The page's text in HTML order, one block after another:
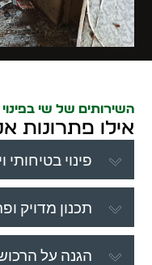
השירותים של שי
אילו פתרונות
פינוי בטיחותי
תכנון מדויק
הגנה על